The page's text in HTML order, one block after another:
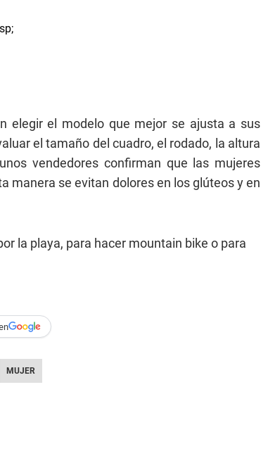
elegir el modelo que mejor se ajusta a sus
el tamaño del cuadro, el rodado, la altura
vendedores confirman que las mujeres
manera se evitan dolores en los glúteos y en
la playa, para hacer mountain bike o para
MUJER